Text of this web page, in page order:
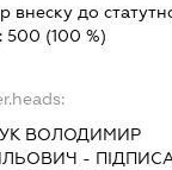
внеску до
500 (100 %)
ВОЛОДИМИР
-